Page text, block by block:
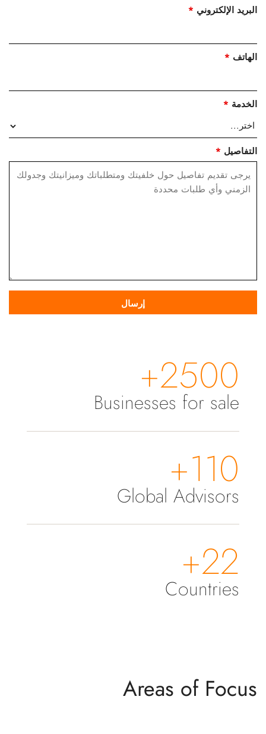
البريد الإلكتروني *
الهاتف *
الخدمة *
التفاصيل *
2500+
Businesses for sale
110+
Global Advisors
22+
Countries
Areas of Focus